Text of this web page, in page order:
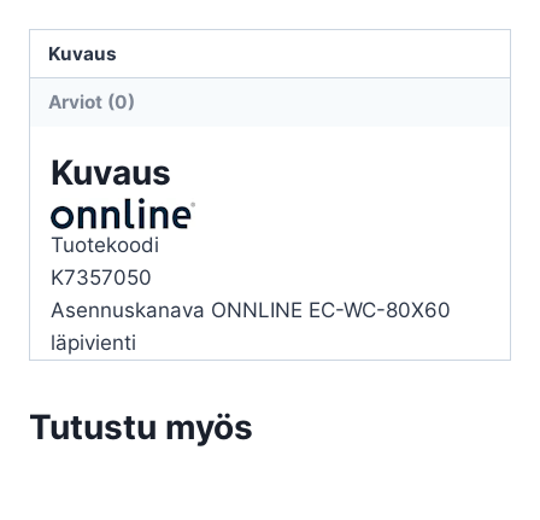
WC-
80X60
LÄPIVIENTI
Kuvaus
Arviot (0)
Kuvaus
Tuotekoodi
K7357050
Asennuskanava ONNLINE EC-WC-80X60
läpivienti
Tutustu myös